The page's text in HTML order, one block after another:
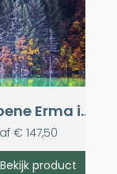
Groene Erma in de herfst
€ 147,50
Bekijk product